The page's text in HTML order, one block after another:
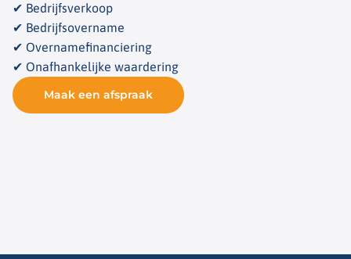
✔ Bedrijfsverkoop
✔ Bedrijfsovername
✔ Overnamefinanciering
✔ Onafhankelijke waardering
Maak een afspraak